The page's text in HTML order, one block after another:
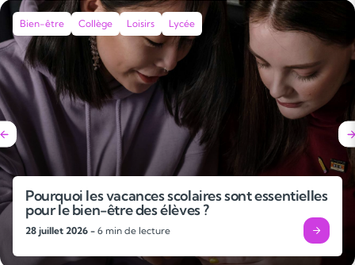
Bien-être Collège Loisirs Lycée
Pourquoi les vacances scolaires sont essentielles
pour le bien-être des élèves ?
28 juillet 2026 - 6 min de lecture